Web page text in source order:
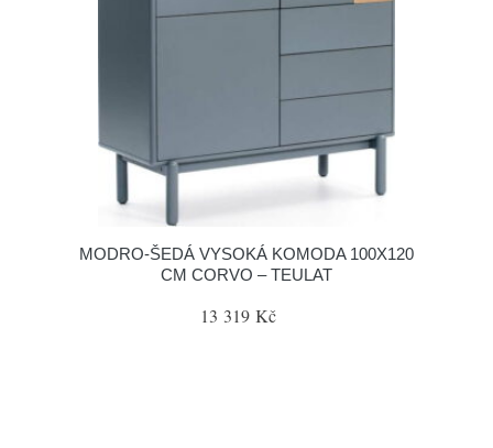
MODRO-ŠEDÁ VYSOKÁ KOMODA 100X120
CM CORVO – TEULAT
13 319 Kč